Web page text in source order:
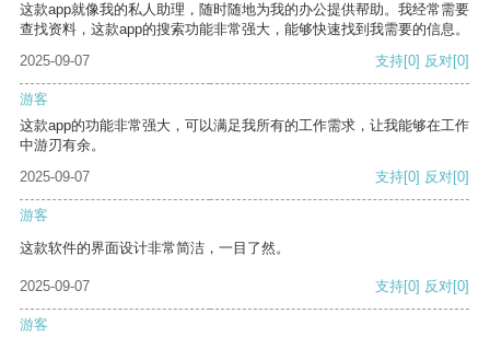
这款app就像我的私人助理，随时随地为我的办公提供帮助。我经常需要
查找资料，这款app的搜索功能非常强大，能够快速找到我需要的信息。
2025-09-07
支持[0] 反对[0]
游客
这款app的功能非常强大，可以满足我所有的工作需求，让我能够在工作
中游刃有余。
2025-09-07
支持[0] 反对[0]
游客
这款软件的界面设计非常简洁，一目了然。
2025-09-07 支持[0] 反对[0]
游客